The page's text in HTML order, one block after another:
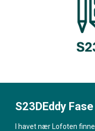
S23DEddy
I havet nær Lofoten